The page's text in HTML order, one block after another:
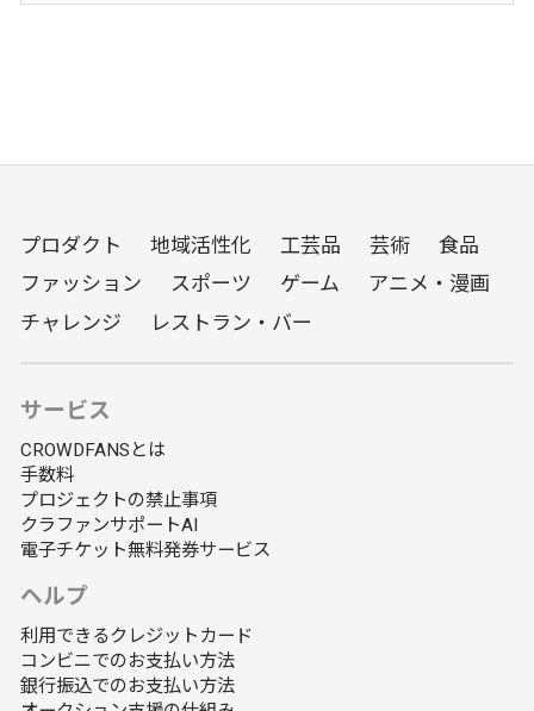
プロダクト 地域活性化 工芸品 芸術
食品
ファッション
スポーツ ゲーム
アニメ・漫画
チャレンジ
レストラン・バー
サービス
CROWDFANSとは
手数料
プロジェクトの禁止事項
クラファンサポートAI
電子チケット無料発券サービス
ヘルプ
利用できるクレジットカード
コンビニでのお支払い方法
銀行振込でのお支払い方法